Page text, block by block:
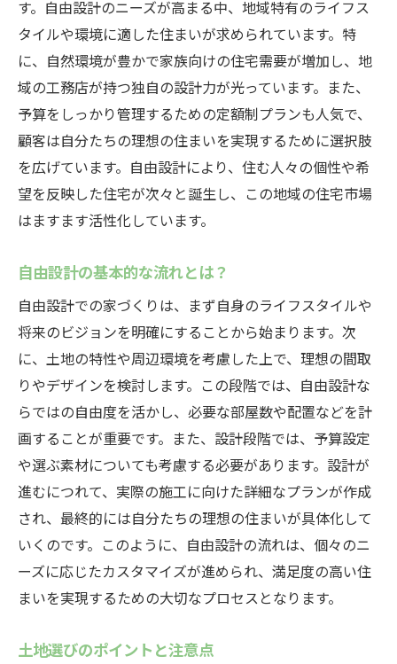
自然光を取り入れるための設計の工夫
未来の変化に対応する設計のヒント
バリアフリー設計の考え方
理想の間取りを実現するための自由設計のステ
ップ
家族の要望をヒアリングする方法
設計士とのコミュニケーションの取り方
ント
モデルハウス訪問の活用方法
設計図面の確認と修正のプロセス
工事開始前の最終確認事項
中津川市の風土を活かした自由設計のアイデア
中津川市の気候に適した設計アイデア
地元の自然素材を活用したデザイン
中津川市の風土に合ったエコ住宅の提案
地元文化を取り入れた住まいの工夫
四季を楽しむ庭づくりのアイデア
災害に強い住宅設計のポイント
自由設計の間取りで失敗しないためのチェック
採光と通風の最適化
す。自由設計のニーズが高まる中、地域特有のライフス
タイルや環境に適した住まいが求められています。特
に、自然環境が豊かで家族向けの住宅需要が増加し、地
域の工務店が持つ独自の設計力が光っています。また、
予算をしっかり管理するための定額制プランも人気で、
顧客は自分たちの理想の住まいを実現するために選択肢
を広げています。自由設計により、住む人々の個性や希
望を反映した住宅が次々と誕生し、この地域の住宅市場
はますます活性化しています。
自由設計の基本的な流れとは？
自由設計での家づくりは、まず自身のライフスタイルや
将来のビジョンを明確にすることから始まります。次
に、土地の特性や周辺環境を考慮した上で、理想の間取
りやデザインを検討します。この段階では、自由設計な
らではの自由度を活かし、必要な部屋数や配置などを計
画することが重要です。また、設計段階では、予算設定
や選ぶ素材についても考慮する必要があります。設計が
進むにつれて、実際の施工に向けた詳細なプランが作成
され、最終的には自分たちの理想の住まいが具体化して
いくのです。このように、自由設計の流れは、個々のニ
ーズに応じたカスタマイズが進められ、満足度の高い住
まいを実現するための大切なプロセスとなります。
土地選びのポイントと注意点